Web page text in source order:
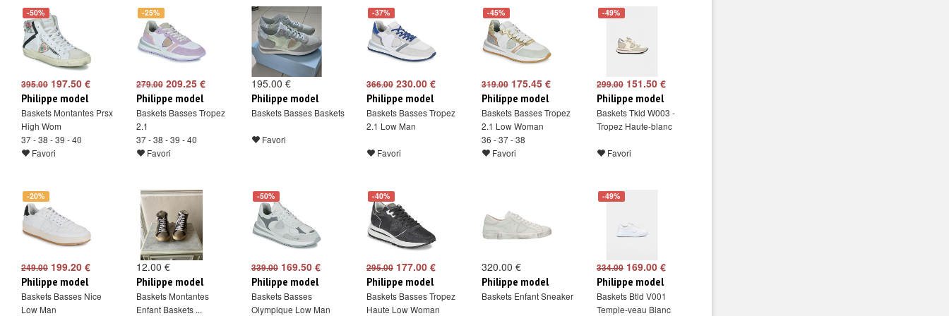
-50%
395.00 197.50 €
Philippe model
Baskets Montantes Prsx
High Wom
37 - 38 - 39 - 40
Favori
-25%
279.00 209.25 €
Philippe model
Baskets Basses Tropez
2.1
37 - 38 - 39 - 40
Favori
195.00 €
Philippe model
Baskets Basses Baskets
Favori
-37%
366.00 230.00 €
Philippe model
Baskets Basses Tropez
2.1 Low Man
Favori
-45%
319.00 175.45 €
Philippe model
Baskets Basses Tropez
2.1 Low Woman
36 - 37 - 38
Favori
-49%
299.00 151.50 €
Philippe model
Baskets Tkld W003 -
Tropez Haute-blanc
Favori
-20%
249.00 199.20 €
Philippe model
Baskets Basses Nice
Low Man
12.00 €
Philippe model
Baskets Montantes
Enfant Baskets ...
-50%
339.00 169.50 €
Philippe model
Baskets Basses
Olympique Low Man
-40%
295.00 177.00 €
Philippe model
Baskets Basses Tropez
Haute Low Woman
320.00 €
Philippe model
Baskets Enfant Sneaker
-49%
334.00 169.00 €
Philippe model
Baskets Btld V001
Temple-veau Blanc